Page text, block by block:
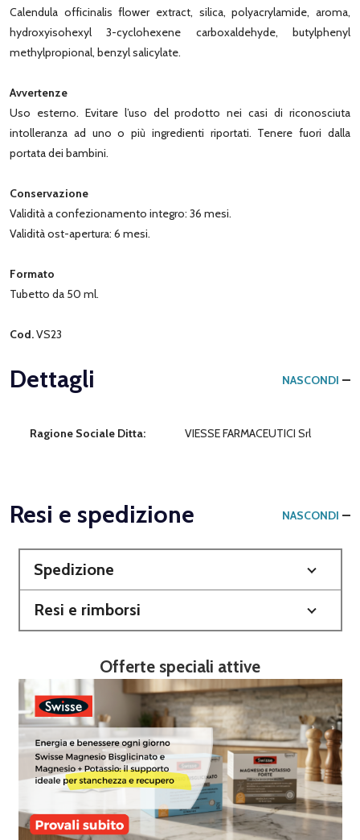
Calendula officinalis flower extract, silica, polyacrylamide, aroma,
hydroxyisohexyl 3-cyclohexene carboxaldehyde, butylphenyl
methylpropional, benzyl salicylate.
Avvertenze
Uso esterno. Evitare l’uso del prodotto nei casi di riconosciuta
intolleranza ad uno o più ingredienti riportati. Tenere fuori dalla
portata dei bambini.
Conservazione
Validità a confezionamento integro: 36 mesi.
Validità ost-apertura: 6 mesi.
Formato
Tubetto da 50 ml.
Cod.VS23
Dettagli NASCONDI
Ragione Sociale Ditta: VIESSE FARMACEUTICI Srl
Resi e spedizione NASCONDI
Spedizione
Resi e rimborsi
Offerte speciali attive